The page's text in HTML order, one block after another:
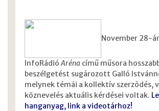
November 28-
InfoRádióArénacímű műsora
beszélgetést sugározott Galló
melynek témái a kollektív szerzõdés,
köznevelés aktuális kérdései voltak.
hanganyag, link a videotárhoz!